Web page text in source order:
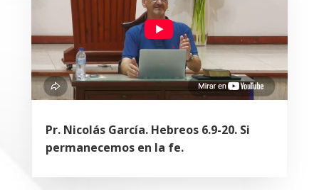
Pr. Nicolás García. Hebreos 6.9-20. Si
permanecemos en la fe.